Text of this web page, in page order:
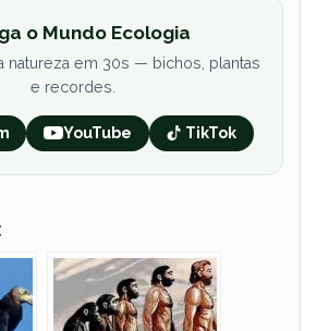
o Mundo Ecologia
natureza em 30s — bichos, plantas
e recordes.
YouTube TikTok